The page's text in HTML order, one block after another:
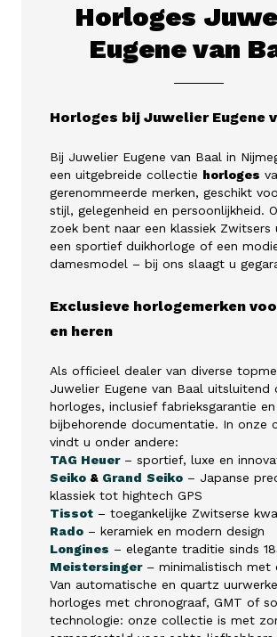
Horloges
Eugene van
Horloges bij Juwelier Eugene
Bij Juwelier Eugene van Baal in
een uitgebreide collectie horloges
gerenommeerde merken, geschikt
stijl, gelegenheid en persoonlijkheid.
zoek bent naar een klassiek Zwitsers
een sportief duikhorloge of een
damesmodel – bij ons slaagt u
Exclusieve horlogemerken
en heren
Als officieel dealer van diverse
Juwelier Eugene van Baal uitsluitend
horloges, inclusief fabrieksgarantie en
bijbehorende documentatie. In onze
vindt u onder andere:
TAG Heuer– sportief, luxe en
Seiko & Grand Seiko – Japanse
klassiek tot hightech GPS
Tissot – toegankelijke Zwitserse
Rado – keramiek en modern design
Longines – elegante traditie sinds
Meistersinger– minimalistisch met
Van automatische en quartz
horloges met chronograaf, GMT of
technologie: onze collectie is met